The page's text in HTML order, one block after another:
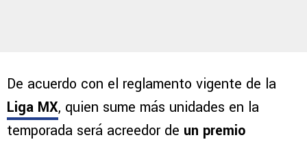
De acuerdo con el reglamento vigente de la
Liga MX, quien sume más unidades en la
temporada será acreedor de un premio